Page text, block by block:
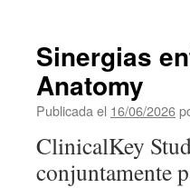
Sinergias
Anatomy
Publicada el 16/06/2026
ClinicalKey
conjuntamente